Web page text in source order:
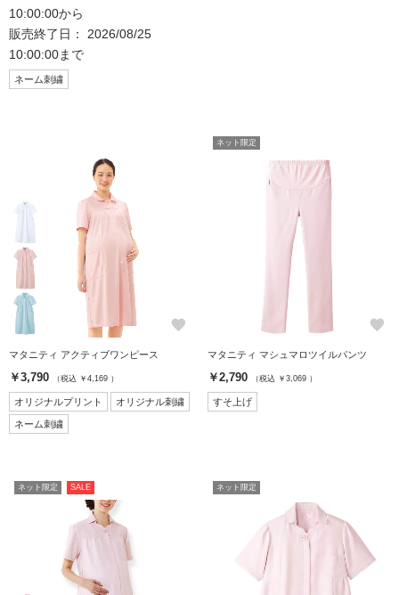
10:00:00から
販売終了日： 2026/08/25
10:00:00まで
ネーム刺繍
favorite
マタニティ アクティブワンピース
￥3,790 （税込 ￥4,169 ）
オリジナルプリント オリジナル刺繍
ネーム刺繍
ネット限定
favorite
マタニティ マシュマロツイルパンツ
￥2,790 （税込 ￥3,069 ）
すそ上げ
ネット限定 SALE ネット限定